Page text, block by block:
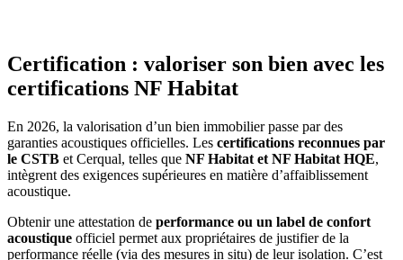
Certification : valoriser son bien avec les
certifications NF Habitat
En 2026, la valorisation d’un bien immobilier passe par des
garanties acoustiques officielles. Les certifications reconnues par
le CSTB et Cerqual, telles que NF Habitat et NF Habitat HQE,
intègrent des exigences supérieures en matière d’affaiblissement
acoustique.
Obtenir une attestation de performance ou un label de confort
acoustique officiel permet aux propriétaires de justifier de la
performance réelle (via des mesures in situ) de leur isolation. C’est